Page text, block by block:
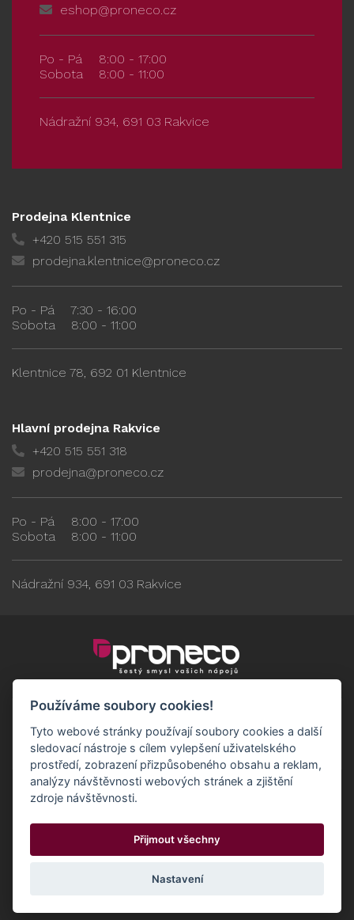
eshop@proneco.cz
Po - Pá
8:00 - 17:00
Sobota
8:00 - 11:00
Nádražní 934, 691 03 Rakvice
Prodejna Klentnice
+420 515 551 315
prodejna.klentnice@proneco.cz
Po - Pá
7:30 - 16:00
Sobota
8:00 - 11:00
Klentnice 78, 692 01 Klentnice
Hlavní prodejna Rakvice
+420 515 551 318
prodejna@proneco.cz
Po - Pá
8:00 - 17:00
Sobota
8:00 - 11:00
Nádražní 934, 691 03 Rakvice
GDPR - Odběratelé
GDPR - Dodavatelé
Možnosti dopravy a platby
Cookies
© 2024 Proneco
Používáme soubory cookies!
Tyto webové stránky používají soubory cookies a další
sledovací nástroje s cílem vylepšení uživatelského
prostředí, zobrazení přizpůsobeného obsahu a reklam,
analýzy návštěvnosti webových stránek a zjištění
zdroje návštěvnosti.
Přijmout všechny
Nastavení